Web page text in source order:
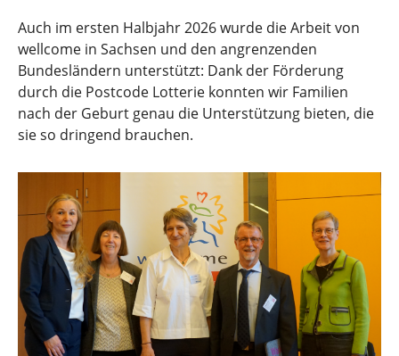
Auch im ersten Halbjahr 2026 wurde die Arbeit von
wellcome in Sachsen und den angrenzenden
Bundesländern unterstützt: Dank der Förderung
durch die Postcode Lotterie konnten wir Familien
nach der Geburt genau die Unterstützung bieten, die
sie so dringend brauchen.